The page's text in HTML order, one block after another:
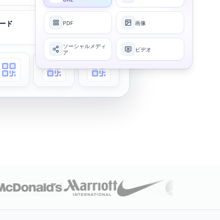
ド PDF 画像
ソーシャルメディ
ア
ビデオ